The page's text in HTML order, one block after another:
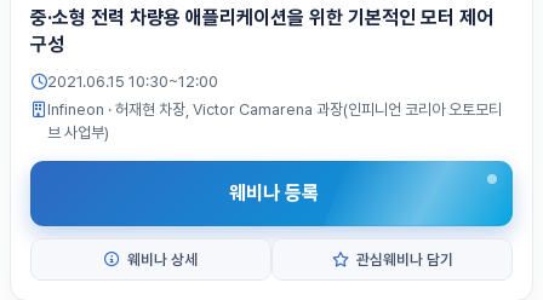
중·소형 전력 차량용 애플리케이션을 위한 기본적인 모터 제어
구성
2021.06.15 10:30~12:00
Infineon · 허재현 차장, Victor Camarena 과장(인피니언 코리아 오토모티
브 사업부)
웨비나 등록
웨비나 상세 관심웨비나 담기